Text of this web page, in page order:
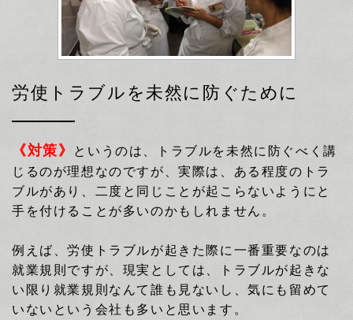
労使トラブルを未然に防ぐために
《対策》
というのは、トラブルを未然に防ぐべく講
じるのが理想なのですが、実際は、ある程度のトラ
ブルがあり、二度と同じことが起こらないようにと
手を付けることが多いのかもしれません。
例えば、労使トラブルが起きた際に一番重要なのは
就業規則ですが、現実としては、トラブルが起きな
い限り就業規則なんて誰も見ないし、気にも留めて
いないという会社も多いと思います。